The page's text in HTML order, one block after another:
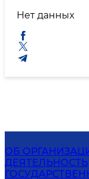
Нет данных
ОБ
ДЕЯТЕЛЬНОСТЬ